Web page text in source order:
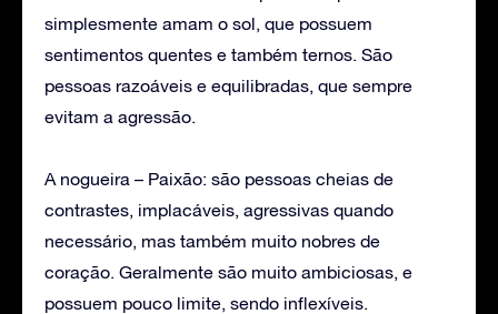
simplesmente amam o sol, que possuem
sentimentos quentes e também ternos. São
pessoas razoáveis e equilibradas, que sempre
evitam a agressão.
A nogueira – Paixão: são pessoas cheias de
contrastes, implacáveis, agressivas quando
necessário, mas também muito nobres de
coração. Geralmente são muito ambiciosas, e
possuem pouco limite, sendo inflexíveis.